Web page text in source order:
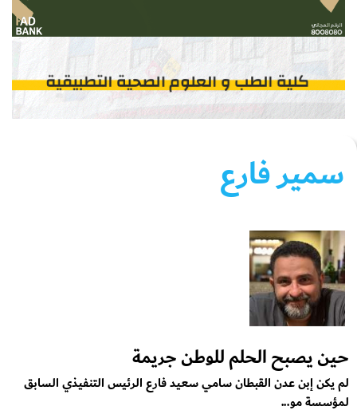
سمير فارع
حين يصبح الحلم للوطن جريمة
لم يكن إبن عدن القبطان سامي سعيد فارع الرئيس التنفيذي السابق
لمؤسسة مو...